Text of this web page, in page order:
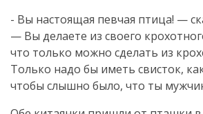
- Вы настоящая певчая птица! —
— Вы делаете из своего
что только можно сделать из
Только надо бы иметь свисток,
чтобы слышно было, что ты